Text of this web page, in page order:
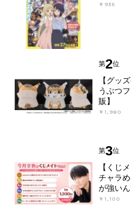
￥935
第2位
【グッ
うぶつ
販】
￥1,980
第3位
【くじ
チャラ
が強い
￥1,100